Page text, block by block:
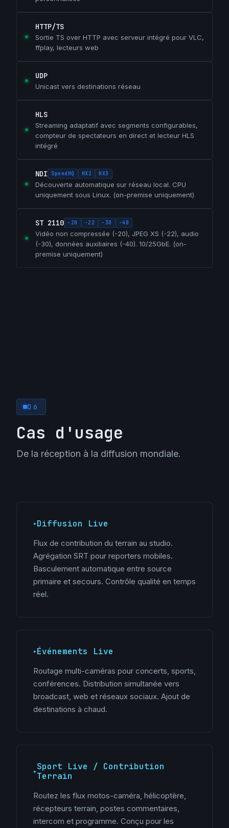
HTTP/TS
Sortie TS over HTTP avec serveur intégré pour VLC,
ffplay, lecteurs web
UDP
Unicast vers destinations réseau
HLS
Streaming adaptatif avec segments configurables,
compteur de spectateurs en direct et lecteur HLS
intégré
NDI SpeedHQ HX2 HX3
Découverte automatique sur réseau local. CPU
uniquement sous Linux. (on-premise uniquement)
ST 2110 -20 -22 -30 -40
Vidéo non compressée (-20), JPEG XS (-22), audio
(-30), données auxiliaires (-40). 10/25GbE. (on-
premise uniquement)
06
Cas d'usage
De la réception à la diffusion mondiale.
Diffusion Live
Flux de contribution du terrain au studio.
Agrégation SRT pour reporters mobiles.
Basculement automatique entre source
primaire et secours. Contrôle qualité en temps
réel.
Événements Live
Routage multi-caméras pour concerts, sports,
conférences. Distribution simultanée vers
broadcast, web et réseaux sociaux. Ajout de
destinations à chaud.
Sport Live / Contribution
Terrain
Routez les flux motos-caméra, hélicoptère,
récepteurs terrain, postes commentaires,
intercom et programme. Conçu pour les